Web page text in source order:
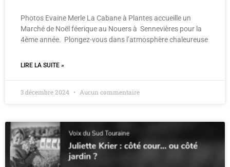
Photos Evaine Merle La Cabane à Plantes accueille un
Marché de Noël féerique au Nouers à Sennevières pour la
4ème année. Plongez-vous dans l’atmosphère chaleureuse
LIRE LA SUITE »
3 décembre 2024 Aucun commentaire